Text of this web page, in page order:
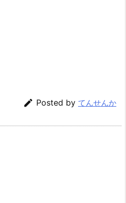
 Posted by てんせんか